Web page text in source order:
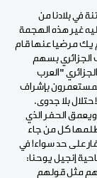
في بلادنا من
غير هذه الهجمة
يك مرضيا عنها قام
الجزائري بسهم
"العرب
المستعمرون بإشراف
بلا جدوى.
الحفر الذي
كل من جاء
على حد سواء! في
إنجيل يوحنا:
مثل قولهم